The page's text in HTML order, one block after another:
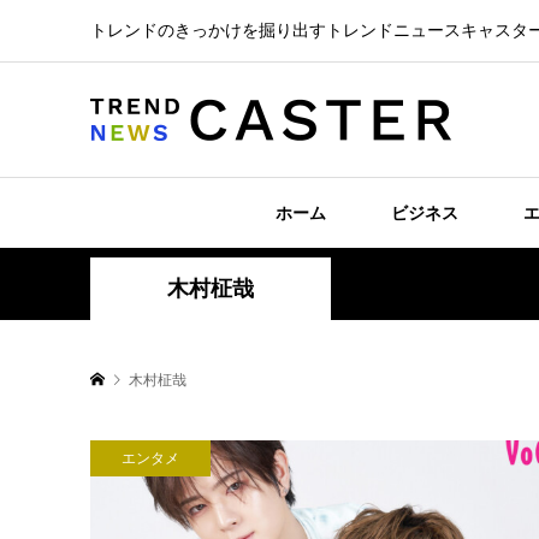
トレンドのきっかけを掘り出すトレンドニュースキャスタ
ホーム ビジネス
木村柾哉
木村柾哉
エンタメ